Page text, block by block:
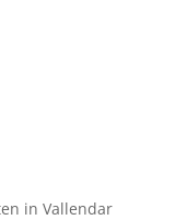
in Vallendar